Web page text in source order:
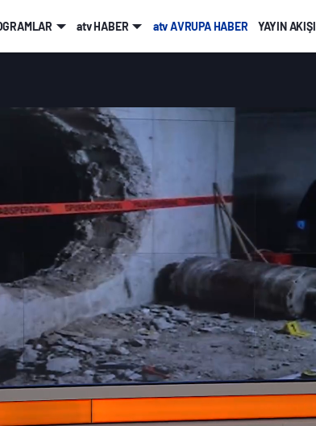
atv HABER atv AVRUPA HABER YAYIN AKIŞI